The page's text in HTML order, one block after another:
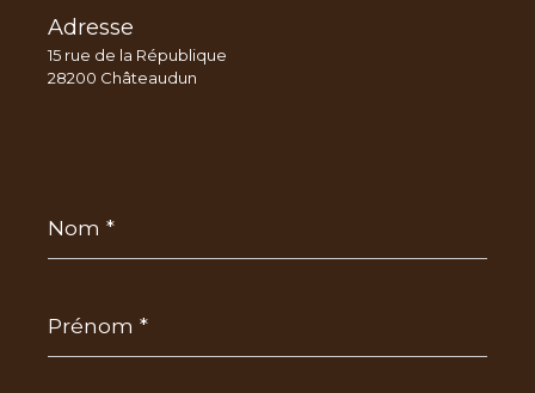
Adresse
15 rue de la République
28200 Châteaudun
*
*